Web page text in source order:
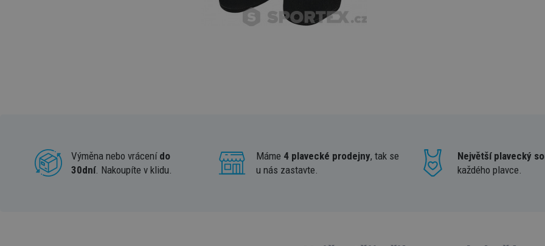
Výměna nebo vrácení do
30dní. Nakoupíte v klidu.
Máme 4 plavecké prodejny, tak se
u nás zastavte.
Největší plavecký
každého plavce.